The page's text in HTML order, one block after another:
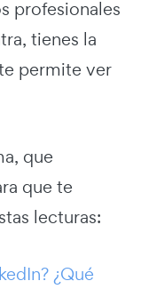
profesionales
tienes la
permite ver
que
que te
lecturas:
¿Qué